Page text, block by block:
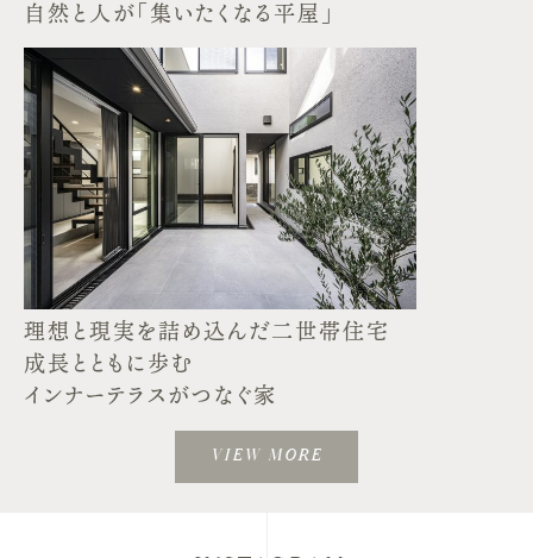
自然と人が「集いたくなる平屋」
理想と現実を詰め込んだ二世帯住宅
成長とともに歩む
インナーテラスがつなぐ家
VIEW MORE